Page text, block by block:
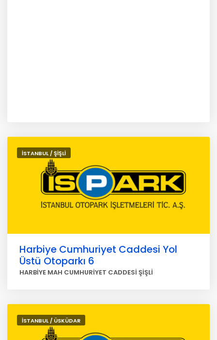
İSTANBUL / ŞİŞLİ
Harbiye Cumhuriyet Caddesi Yol
Üstü Otoparkı 6
HARBİYE MAH CUMHURİYET CADDESİ ŞİŞLİ
İSTANBUL / ÜSKÜDAR